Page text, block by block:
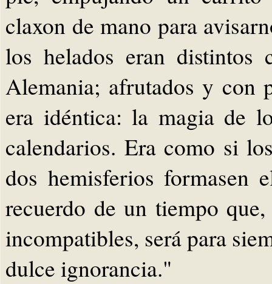
claxon de mano para
los helados eran distintos
Alemania; afrutados y con
era idéntica: la magia de
calendarios. Era como si
dos hemisferios formasen
recuerdo de un tiempo
incompatibles, será para
dulce ignorancia."